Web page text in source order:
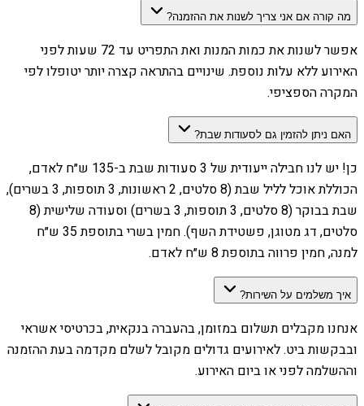
מה קורה אם אני צריך לשנות את ההזמנה?
אפשר לשנות את כמות המנות ואת התפריט עד 72 שעות לפני
האירוע ללא עלות נוספת. שינויים בהתראה קצרה יותר יטופלו לפי
המקרה הספציפי.
האם ניתן להזמין גם לסעודות שבת?
כן! יש לנו חבילה ייעודית של 3 סעודות שבת ב-135 ש״ח לאדם,
הכוללת אוכל לליל שבת (8 סלטים, 2 ראשונות, 3 תוספות, 3 בשרים),
שבת בבוקר (8 סלטים, 3 תוספות, 3 בשרים) וסעודה שלישית (8
סלטים, דג מטוגן, פשטידת השף). חמין בשרי בתוספת 35 ש״ח
למנה, חמין פרווה בתוספת 8 ש״ח לאדם.
איך משלמים על השירות?
אנחנו מקבלים תשלום במזומן, בהעברה בנקאית, בכרטיסי אשראי
ובבקשות ביט. לאירועים גדולים מקובל לשלם מקדמה בעת ההזמנה
וההשלמה לפני או ביום האירוע.